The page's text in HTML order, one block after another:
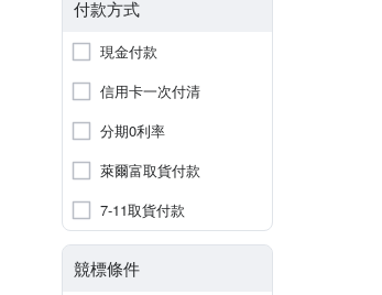
付款方式
現金付款
信用卡一次付清
分期0利率
萊爾富取貨付款
7-11取貨付款
競標條件